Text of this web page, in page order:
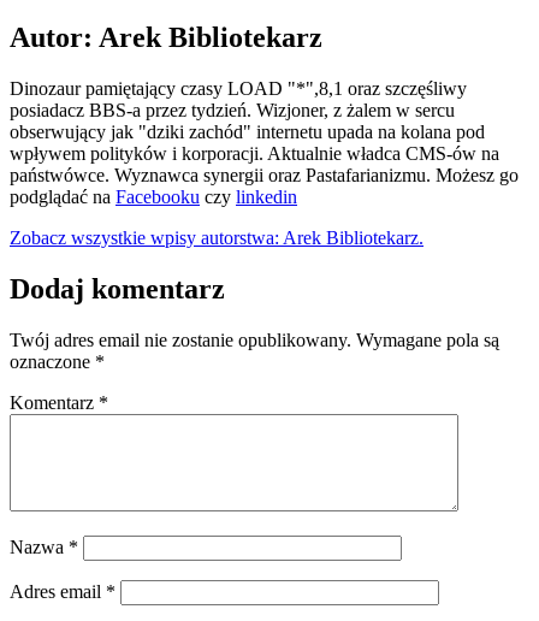
Autor: Arek Bibliotekarz
Dinozaur pamiętający czasy LOAD "*",8,1 oraz szczęśliwy
posiadacz BBS-a przez tydzień. Wizjoner, z żalem w sercu
obserwujący jak "dziki zachód" internetu upada na kolana pod
wpływem polityków i korporacji. Aktualnie władca CMS-ów na
państwówce. Wyznawca synergii oraz Pastafarianizmu. Możesz go
podglądać na Facebooku czy linkedin
Zobacz wszystkie wpisy autorstwa: Arek Bibliotekarz.
Dodaj komentarz
Twój adres email nie zostanie opublikowany. Wymagane pola są
oznaczone *
Komentarz *
Nazwa *
Adres email *